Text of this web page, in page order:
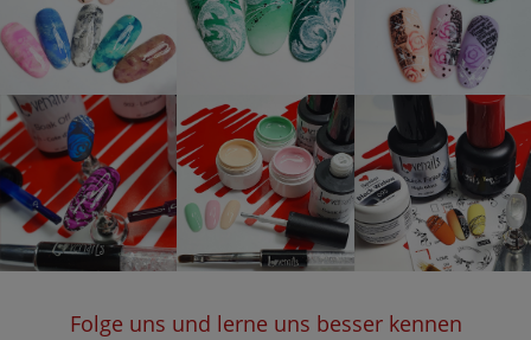
Folge uns und lerne uns besser kennen